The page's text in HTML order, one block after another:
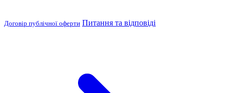
Договір публічної оферти Питання та відповіді